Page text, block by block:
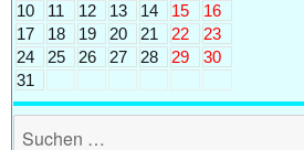
10
11 12 13 14 15
16
17
18 19 20 21 22
23
24
25 26 27 28 29
30
31
Suchen